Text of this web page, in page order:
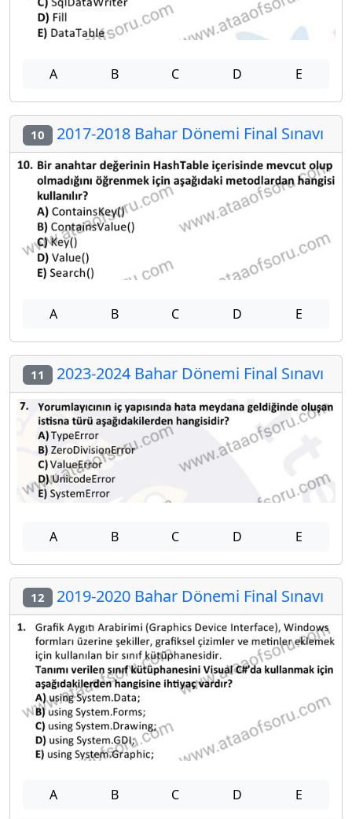
A B C D E
10 2017-2018 Bahar Dönemi Final Sınavı
A B C D E
11 2023-2024 Bahar Dönemi Final Sınavı
A B C D E
12 2019-2020 Bahar Dönemi Final Sınavı
A B C D E